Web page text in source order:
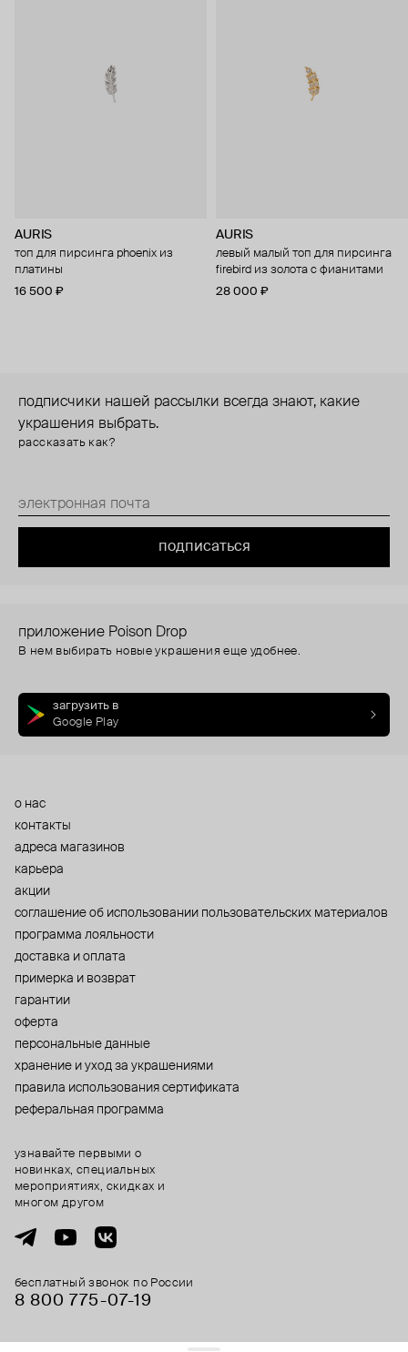
AURIS
топ для пирсинга phoenix из
платины
16 500 ₽
AURIS
левый малый топ для пирсинга
firebird из золота с фианитами
28 000 ₽
подписчики нашей рассылки всегда знают, какие
украшения выбрать.
рассказать как?
подписаться
приложение Poison Drop
В нем выбирать новые украшения еще удобнее.
загрузить в
Google Play
о нас
контакты
адреса магазинов
карьера
акции
cоглашение об использовании пользовательских материалов
программа лояльности
доставка и оплата
примерка и возврат
гарантии
оферта
персональные данные
хранение и уход за украшениями
правила использования сертификата
реферальная программа
бесплатный звонок по России
8 800 775⁠-07⁠-19
узнавайте первыми о
новинках, специальных
мероприятиях, скидках и
многом другом